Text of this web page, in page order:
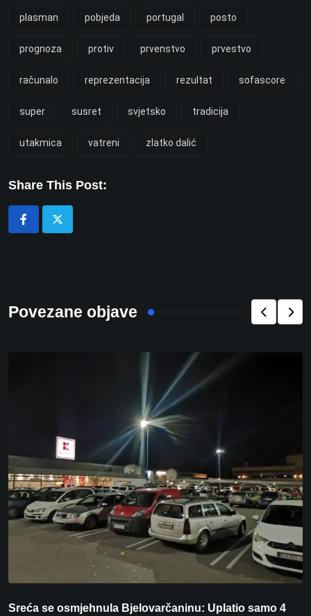
plasman pobjeda portugal posto
prognoza protiv prvenstvo prvestvo
računalo reprezentacija rezultat sofascore
super susret svjetsko tradicija
utakmica vatreni zlatko dalić
Share This Post:
Povezane objave
Sreća se osmjehnula Bjelovarčaninu: Uplatio samo 4